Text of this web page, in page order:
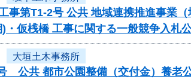
事第T1-2号 公共 地域連携推進事業
・仮桟橋 工事に関する一般競争入札
大垣土木事務所
公共 都市公園整備（交付金）養老